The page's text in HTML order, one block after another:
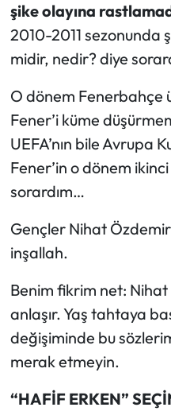
şike olayına
2010-2011 sezonunda
midir, nedir? diye
O dönem Fenerbahçe
Fener’i küme
UEFA’nın bile Avrupa
Fener’in o dönem
sorardım…
Gençler Nihat
inşallah.
Benim fikrim net:
anlaşır. Yaş tahtaya
değişiminde bu
merak etmeyin.
“HAFİF ERKEN”